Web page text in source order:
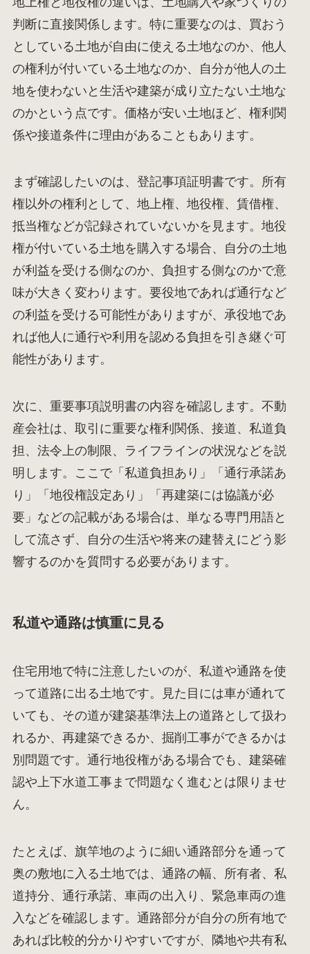
判断に直接関係します。特に重要なのは、買おう
としている土地が自由に使える土地なのか、他人
の権利が付いている土地なのか、自分が他人の土
地を使わないと生活や建築が成り立たない土地な
のかという点です。価格が安い土地ほど、権利関
係や接道条件に理由があることもあります。
まず確認したいのは、登記事項証明書です。所有
権以外の権利として、地上権、地役権、賃借権、
抵当権などが記録されていないかを見ます。地役
権が付いている土地を購入する場合、自分の土地
が利益を受ける側なのか、負担する側なのかで意
味が大きく変わります。要役地であれば通行など
の利益を受ける可能性がありますが、承役地であ
れば他人に通行や利用を認める負担を引き継ぐ可
能性があります。
次に、重要事項説明書の内容を確認します。不動
産会社は、取引に重要な権利関係、接道、私道負
担、法令上の制限、ライフラインの状況などを説
明します。ここで「私道負担あり」「通行承諾あ
り」「地役権設定あり」「再建築には協議が必
要」などの記載がある場合は、単なる専門用語と
して流さず、自分の生活や将来の建替えにどう影
響するのかを質問する必要があります。
私道や通路は慎重に見る
住宅用地で特に注意したいのが、私道や通路を使
って道路に出る土地です。見た目には車が通れて
いても、その道が建築基準法上の道路として扱わ
れるか、再建築できるか、掘削工事ができるかは
別問題です。通行地役権がある場合でも、建築確
認や上下水道工事まで問題なく進むとは限りませ
ん。
たとえば、旗竿地のように細い通路部分を通って
奥の敷地に入る土地では、通路の幅、所有者、私
道持分、通行承諾、車両の出入り、緊急車両の進
入などを確認します。通路部分が自分の所有地で
あれば比較的分かりやすいですが、隣地や共有私